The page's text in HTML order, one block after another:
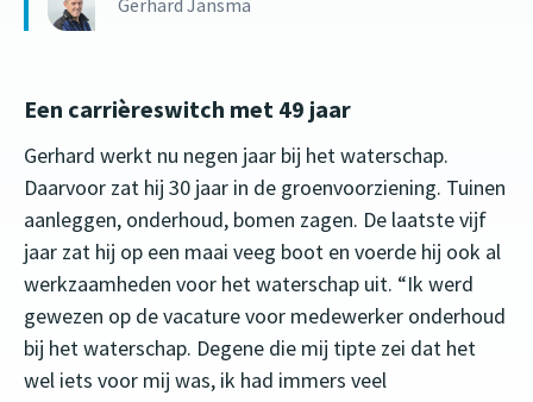
Een carrièreswitch met 49 jaar
Gerhard werkt nu negen jaar bij het waterschap.
Daarvoor zat hij 30 jaar in de groenvoorziening. Tuinen
aanleggen, onderhoud, bomen zagen. De laatste vijf
jaar zat hij op een maai veeg boot en voerde hij ook al
werkzaamheden voor het waterschap uit. “Ik werd
gewezen op de vacature voor medewerker onderhoud
bij het waterschap. Degene die mij tipte zei dat het
wel iets voor mij was, ik had immers veel